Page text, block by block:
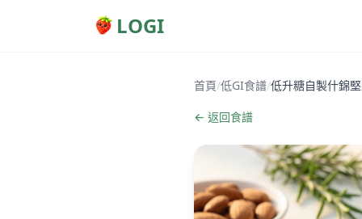
LOGI
首頁/低GI食譜/低升糖自製什錦
← 返回食譜